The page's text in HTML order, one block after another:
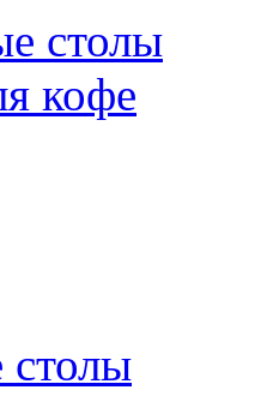
столы
кофе